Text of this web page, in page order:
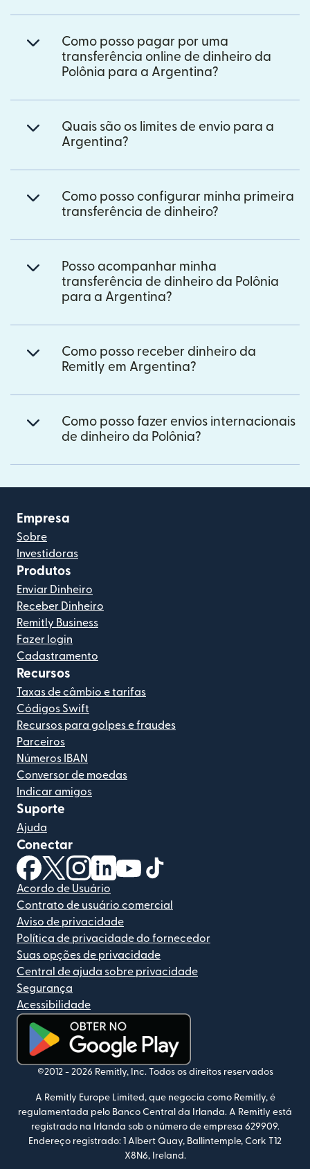
Como posso pagar por uma
transferência online de dinheiro da
Polônia para a Argentina?
Quais são os limites de envio para a
Argentina?
Como posso configurar minha primeira
transferência de dinheiro?
Posso acompanhar minha
transferência de dinheiro da Polônia
para a Argentina?
Como posso receber dinheiro da
Remitly em Argentina?
Como posso fazer envios internacionais
de dinheiro da Polônia?
Empresa
Sobre
Investidoras
Produtos
Enviar Dinheiro
Receber Dinheiro
Remitly Business
Fazer login
Cadastramento
Recursos
Taxas de câmbio e tarifas
Códigos Swift
Recursos para golpes e fraudes
Parceiros
Números IBAN
Conversor de moedas
Indicar amigos
Suporte
Ajuda
Conectar
(abre em uma nova janela)
(abre em uma nova janela)
(abre em uma nova janela)
(abre em uma nova janela)
(abre em uma nova janela)
Acordo de Usuário
Contrato de usuário comercial
Aviso de privacidade
Política de privacidade do fornecedor
Suas opções de privacidade
Central de ajuda sobre privacidade
Segurança
Acessibilidade
(abre em uma nova janela)
©2012 - 2026 Remitly, Inc. Todos os direitos reservados
A Remitly Europe Limited, que negocia como Remitly, é
regulamentada pelo Banco Central da Irlanda. A Remitly está
registrado na Irlanda sob o número de empresa 629909.
Endereço registrado: 1 Albert Quay, Ballintemple, Cork T12
X8N6, Ireland.